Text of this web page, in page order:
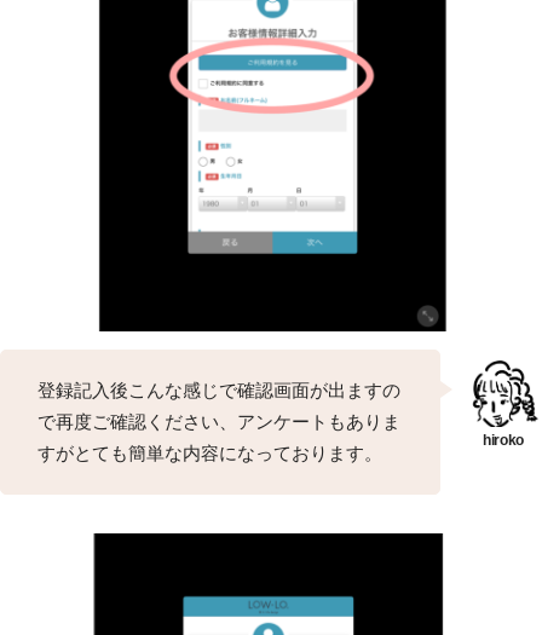
登録記入後こんな感じで確認画面が出ますの
で再度ご確認ください、アンケートもありま
すがとても簡単な内容になっております。